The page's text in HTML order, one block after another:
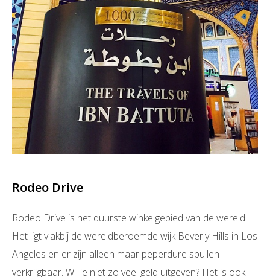
Rodeo Drive
Rodeo Drive is het duurste winkelgebied van de wereld.
Het ligt vlakbij de wereldberoemde wijk Beverly Hills in Los
Angeles en er zijn alleen maar peperdure spullen
verkrijgbaar. Wil je niet zo veel geld uitgeven? Het is ook